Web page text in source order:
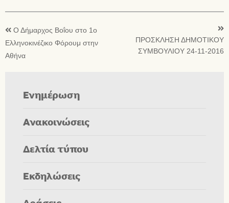
Ο Δήμαρχος Βοΐου στο 1ο
Ελληνοκινέζικο Φόρουμ στην
Αθήνα
ΠΡΟΣΚΛΗΣΗ ΔΗΜΟΤΙΚΟΥ
ΣΥΜΒΟΥΛΙΟΥ 24-11-2016
Ενημέρωση
Ανακοινώσεις
Δελτία τύπου
Εκδηλώσεις